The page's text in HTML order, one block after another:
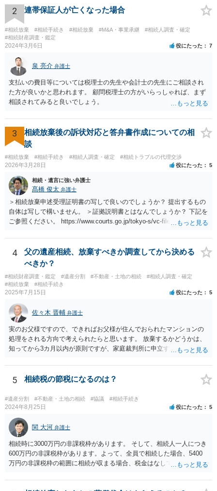
2 連帯保証人が亡くなった場合
#相続放棄 #相続手続き #相続放棄 #M&A・事業承継
#相続人調査・確定
#相続財産調査・鑑定
2024年3月6日 役にたった 7
泉 亮介 弁護士
支払いの費目等については税理士の先生や会計士の先生にご相談され
た方が良いかと思われます。 顧問税理士の方がいらっしゃれば、まず
相談されてみると良いでしょう。
3
相続放棄後の訴状対応と答弁書作成についての相
談
#相続放棄 #相続手続き #相続人調査・確定 #相続トラブルの代理交渉
2026年3月28日 役にたった 5
相続・遺言に強い弁護士
髙橋 俊太 弁護士
＞相続放棄申述受理証明書の写しで良いのでしょうか？ 提出するもの
自体は写しで構いません。 ＞証拠説明書とはなんでしょうか？ 下記を
ご参照ください。 https://www.courts.go.jp/tokyo-s/vc-files/tokyo-s/file/
4
父の遺産相続、放棄すべきか調査してから決める
べきか？
#相続財産調査・鑑定 #遺産分割 #不動産・土地の相続
#相続人調査・確定
#相続放棄
#相続手続き
2025年7月15日 役にたった 5
佐々木 晋輔 弁護士
実のお父様ですので、できればお父様が住んでおられたマンションの
処理をされる方向で考えられたらと思います。 放棄するかどうかは、
知ってから3カ月以内が原則ですが、家庭裁判所に申立すれば3カ月の
放棄するかどうか決めることができます。 銀行やサラ金が数年も放置
することはありませんので、数年後に借金が発見される可能性はほぼ
ありません。 なお、私が扱った相続放棄を検討していた案件で、期間
伸長して調査したところ、サラ金に対する過払金など相当な財産が見
つかったため相続したという事例がありました。
5 相続税の節税になるのは？
#遺産分割 #不動産・土地の相続 #協議 #相続手続き
2024年8月25日 役にたった 5
関 大河 弁護士
相続時に3000万円の非課税枠があります。 そして、相続人一人につき
600万円の非課税枠があります。よって、全員で相続した場合、5400
万円の非課税枠の範囲に相続が収まる場合、税金はなしです。 一人が
範囲となります。 一般的には、全員で相続する方が税金はお得です。